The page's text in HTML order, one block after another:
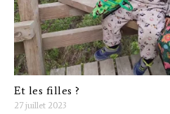
Et les filles ?
27 juillet 2023